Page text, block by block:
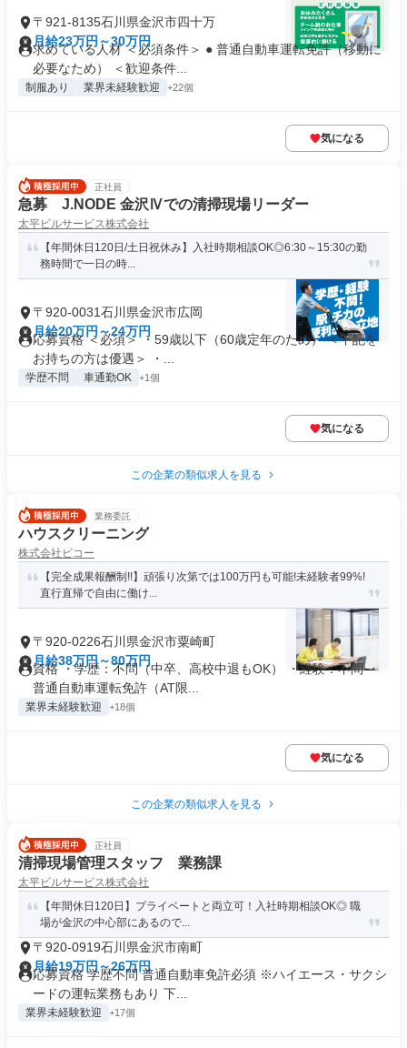
〒921-8135石川県金沢市四十万
月給23万円～30万円
求めている人材 ＜必須条件＞ ● 普通自動車運転免許（移動に
必要なため） ＜歓迎条件...
制服あり 業界未経験歓迎 +22個
気になる
正社員
急募 J.NODE 金沢Ⅳでの清掃現場リーダー
太平ビルサービス株式会社
【年間休日120日/土日祝休み】入社時期相談OK◎6:30～15:30の勤
務時間で一日の時...
〒920-0031石川県金沢市広岡
月給20万円～24万円
応募資格 ＜必須＞ ・59歳以下（60歳定年のため） ＜下記を
お持ちの方は優遇＞ ・...
学歴不問 車通勤OK +1個
気になる
この企業の類似求人を見る
業務委託
ハウスクリーニング
株式会社ビコー
【完全成果報酬制!!】頑張り次第では100万円も可能!未経験者99%!
直行直帰で自由に働け...
〒920-0226石川県金沢市粟崎町
月給38万円～80万円
資格 ・学歴：不問（中卒、高校中退もOK） ・経験：不問 ・
普通自動車運転免許（AT限...
業界未経験歓迎 +18個
気になる
この企業の類似求人を見る
正社員
清掃現場管理スタッフ 業務課
太平ビルサービス株式会社
【年間休日120日】プライベートと両立可！入社時期相談OK◎ 職
場が金沢の中心部にあるので...
〒920-0919石川県金沢市南町
月給19万円～26万円
応募資格 学歴不問 普通自動車免許必須 ※ハイエース・サクシ
ードの運転業務もあり 下...
業界未経験歓迎 +17個